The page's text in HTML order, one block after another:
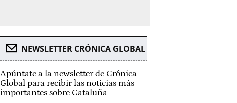
NEWSLETTER CRÓNICA GLOBAL
Apúntate a la newsletter de Crónica
Global para recibir las noticias más
importantes sobre Cataluña